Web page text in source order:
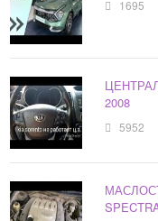
1695
2008
5952